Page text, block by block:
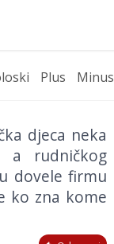
Plus Minus
djeca neka
a rudničkog
dovele firmu
ko zna kome